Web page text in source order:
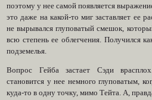
поэтому у нее самой появляется
это даже на какой-то миг заставляет ее
не вырывался глуповатый смешок,
всю степень ее облегчения. Получился
подземелья.
Вопрос Гейба застает Сэди
становится у нее немного глуповатым,
куда-то в одну точку, мимо Тейта. А,